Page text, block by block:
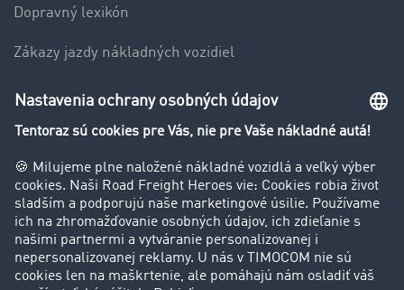
Dopravný lexikón
Zákazy jazdy nákladných vozidiel
Firma
Príbehy zákazníkov
Zákazníci získavajú zákazníkov
Podpora